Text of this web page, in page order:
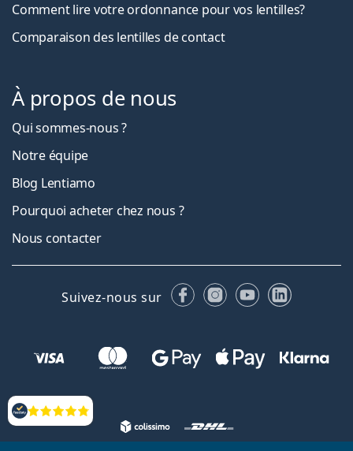
Évaluation
Comment lire votre ordonnance pour vos lentilles?
Comparaison des lentilles de contact
À propos de nous
Qui sommes-nous ?
Notre équipe
Blog Lentiamo
Pourquoi acheter chez nous ?
Nous contacter
Suivez-nous sur FacebookInstagram
YouTubeLinkedIn